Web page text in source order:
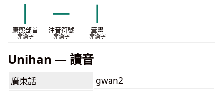
康煕部首
非漢字
ㄧ
注音符號
非漢字
筆畫
非漢字
Unihan — 讀音
廣東話
gwan2